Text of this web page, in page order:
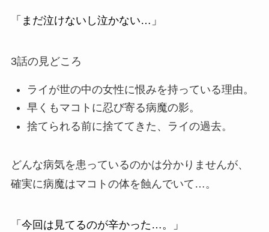
「まだ泣けないし泣かない…」
3話の見どころ
ライが世の中の女性に恨みを持っている理由。
早くもマコトに忍び寄る病魔の影。
捨てられる前に捨ててきた、ライの過去。
どんな病気を患っているのかは分かりませんが、
確実に病魔はマコトの体を蝕んでいて…。
「今回は見てるのが辛かった…。」